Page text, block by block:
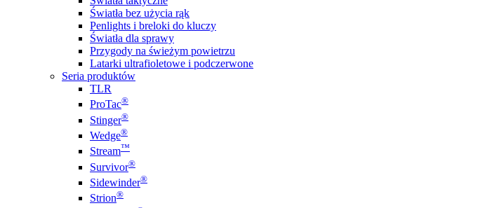
Światła bez użycia rąk
Penlights i breloki do kluczy
Światła dla sprawy
Przygody na świeżym powietrzu
Latarki ultrafioletowe i podczerwone
Seria produktów
TLR
ProTac®
Stinger®
Wedge®
Stream™
Survivor®
Sidewinder®
Strion®